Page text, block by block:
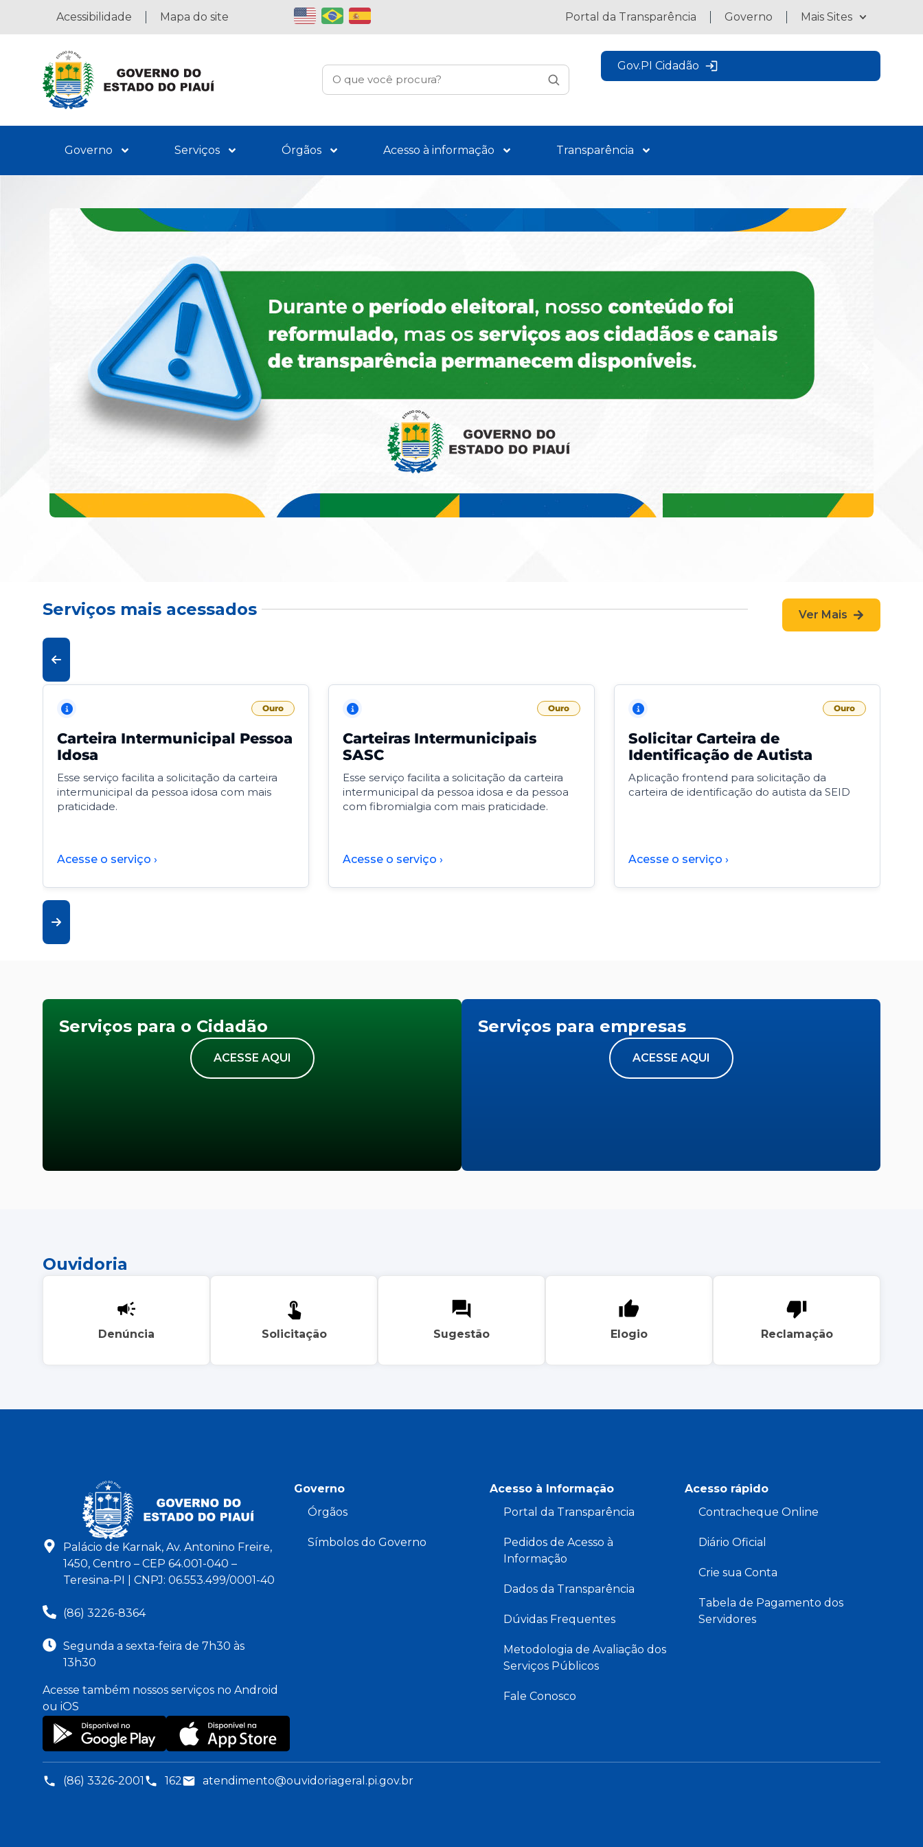
Acessibilidade Mapa do site Portal da Transparência Governo Mais Sites
Gov.PI Cidadão
Governo Serviços Órgãos Acesso à informação Transparência
Serviços mais acessados Ver Mais
Ouro
Carteira Intermunicipal Pessoa
Idosa
Esse serviço facilita a solicitação da carteira
intermunicipal da pessoa idosa com mais
praticidade.
Acesse o serviço ›
Ouro
Carteiras Intermunicipais
SASC
Esse serviço facilita a solicitação da carteira
intermunicipal da pessoa idosa e da pessoa
com fibromialgia com mais praticidade.
Acesse o serviço ›
Ouro
Solicitar Carteira de
Identificação de Autista
Aplicação frontend para solicitação da
carteira de identificação do autista da SEID
Acesse o serviço ›
Serviços para o Cidadão
ACESSE AQUI
Serviços para empresas
ACESSE AQUI
Ouvidoria
Denúncia Solicitação Sugestão Elogio Reclamação
Palácio de Karnak, Av. Antonino Freire,
1450, Centro – CEP 64.001-040 –
Teresina-PI | CNPJ: 06.553.499/0001-40
(86) 3226-8364
Segunda a sexta-feira de 7h30 às
13h30
Acesse também nossos serviços no Android
ou iOS
Governo
Órgãos
Símbolos do Governo
Acesso à Informação
Portal da Transparência
Pedidos de Acesso à
Informação
Dados da Transparência
Dúvidas Frequentes
Metodologia de Avaliação dos
Serviços Públicos
Fale Conosco
Acesso rápido
Contracheque Online
Diário Oficial
Crie sua Conta
Tabela de Pagamento dos
Servidores
(86) 3326-2001 162 atendimento@ouvidoriageral.pi.gov.br